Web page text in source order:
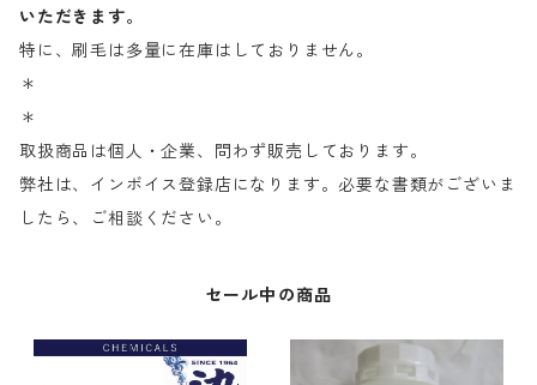
いただきます。
特に、刷毛は多量に在庫はしておりません。
＊
＊
取扱商品は個人・企業、問わず販売しております。
弊社は、インボイス登録店になります。必要な書類がございま
したら、ご相談ください。
セール中の商品